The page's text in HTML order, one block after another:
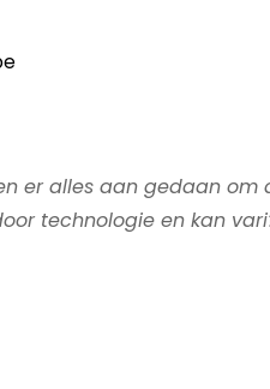
er alles aan gedaan om
technologie en kan